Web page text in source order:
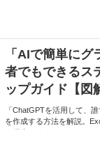
「AIで簡単に
者でもできるス
ップガイド【図
「ChatGPTを活用して、
を作成する方法を解説。
も紹介します